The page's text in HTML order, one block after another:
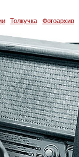
Толкучка Фотоархив